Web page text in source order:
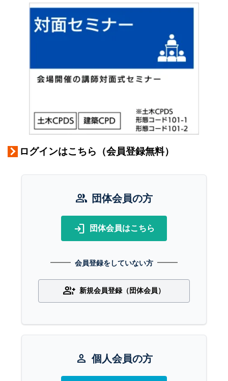
ログインはこちら（会員登録無料）
group 団体会員の方
login 団体会員はこちら
会員登録をしていない方
group_add 新規会員登録（団体会員）
person 個人会員の方